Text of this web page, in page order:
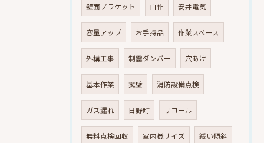
壁面ブラケット 自作 安井電気
容量アップ お手持品 作業スペース
外構工事 制震ダンパー 穴あけ
基本作業 擁壁 消防設備点検
ガス漏れ 日野町 リコール
無料点検回収 室内機サイズ 緩い傾斜